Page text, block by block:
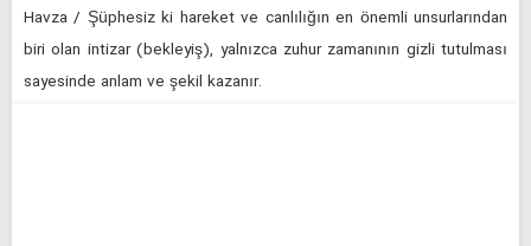
Havza / Şüphesiz ki hareket ve canlılığın en önemli unsurlarından
biri olan intizar (bekleyiş), yalnızca zuhur zamanının gizli tutulması
sayesinde anlam ve şekil kazanır.